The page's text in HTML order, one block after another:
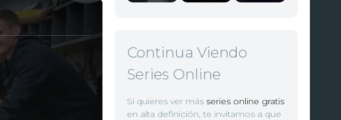
Continua Viendo
Series Online
Si quieres ver más series online gratis
en alta definición, te invitamos a que